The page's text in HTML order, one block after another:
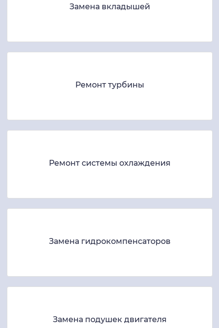
Замена вкладышей
Ремонт турбины
Ремонт системы охлаждения
Замена гидрокомпенсаторов
Замена подушек двигателя